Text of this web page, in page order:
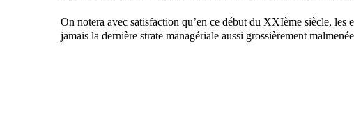
On notera avec satisfaction qu’en ce début du XXIème siècle, les
jamais la dernière strate managériale aussi grossièrement